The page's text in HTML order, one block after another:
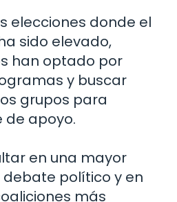
elecciones donde el
sido elevado,
han optado por
y buscar
grupos para
de apoyo.
en una mayor
político y en
más